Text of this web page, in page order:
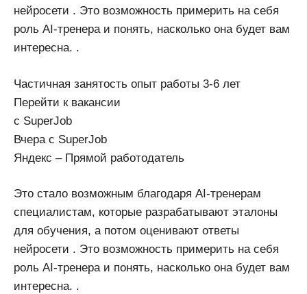
нейросети . Это возможность примерить на себя
роль AI-тренера и понять, насколько она будет вам
интересна. .
Частичная занятость опыт работы 3-6 лет
Перейти к вакансии
с SuperJob
Вчера с SuperJob
Яндекс – Прямой работодатель
Это стало возможным благодаря AI-тренерам
специалистам, которые разрабатывают эталоны
для обучения, а потом оценивают ответы
нейросети . Это возможность примерить на себя
роль AI-тренера и понять, насколько она будет вам
интересна. .